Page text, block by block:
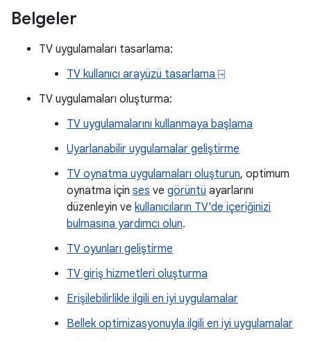
Belgeler
TV uygulamaları tasarlama:
TV kullanıcı arayüzü tasarlama ⍈
TV uygulamaları oluşturma:
TV uygulamalarını kullanmaya başlama
Uyarlanabilir uygulamalar geliştirme
TV oynatma uygulamaları oluşturun, optimum
oynatma için ses ve görüntü ayarlarını
düzenleyin ve kullanıcıların TV'de içeriğinizi
bulmasına yardımcı olun.
TV oyunları geliştirme
TV giriş hizmetleri oluşturma
Erişilebilirlikle ilgili en iyi uygulamalar
Bellek optimizasyonuyla ilgili en iyi uygulamalar